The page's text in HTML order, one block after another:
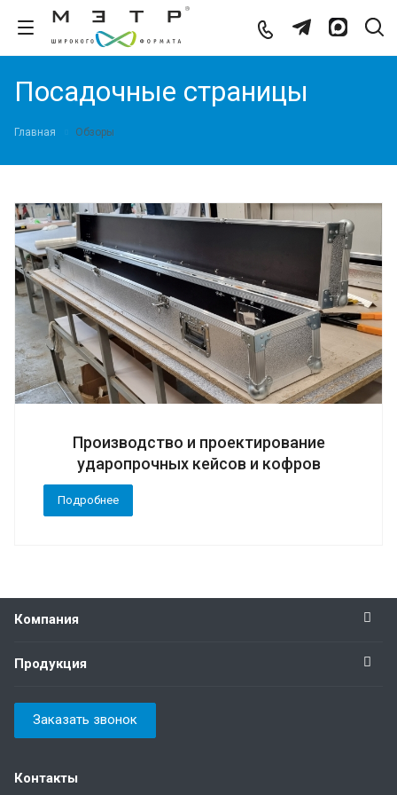
Посадочные страницы
Главная Обзоры
Производство и проектирование
ударопрочных кейсов и кофров
Подробнее
Компания
Продукция
Заказать звонок
Контакты